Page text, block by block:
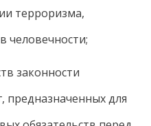
терроризма,
человечности;
законности
предназначенных для